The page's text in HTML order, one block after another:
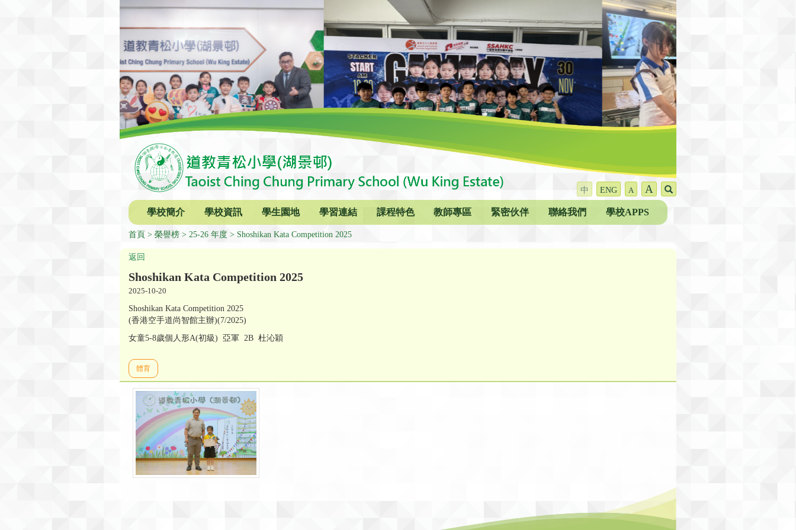
中 ENG A A
學校簡介 學校資訊 學生園地 學習連結 課程特色 教師專區 緊密伙伴 聯絡我們 學校APPS
首頁 榮譽榜 25-26 年度 Shoshikan Kata Competition 2025
返回
Shoshikan Kata Competition 2025
2025-10-20
Shoshikan Kata Competition 2025
(香港空手道尚智館主辦)(7/2025)
女童5-8歲個人形A(初級) 亞軍 2B 杜沁穎
體育